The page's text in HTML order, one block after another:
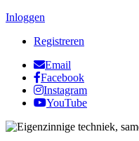
Inloggen
Registreren
Email
Facebook
Instagram
YouTube